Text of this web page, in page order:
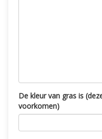
De kleur van gras is
voorkomen)